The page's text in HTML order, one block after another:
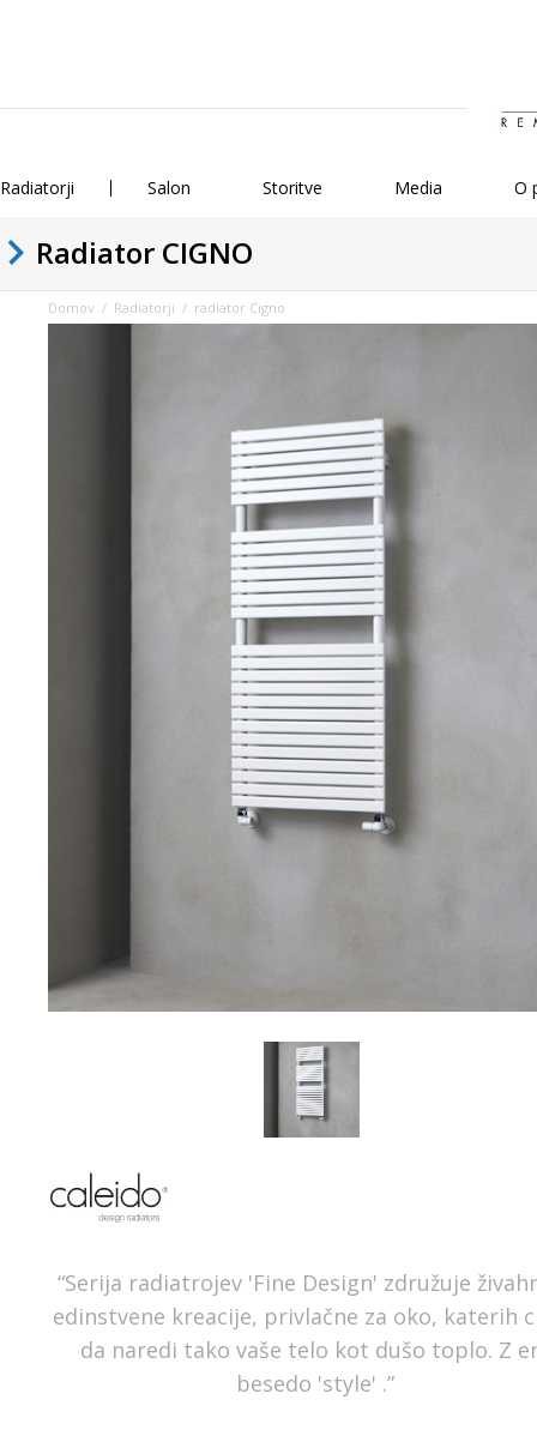
Radiatorji Salon Storitve Media O
Radiator CIGNO
Domov / Radiatorji / radiator Cigno
“Serija radiatrojev 'Fine Design' združuje
edinstvene kreacije, privlačne za oko, katerih
da naredi tako vaše telo kot dušo toplo. Z
besedo 'style' .”